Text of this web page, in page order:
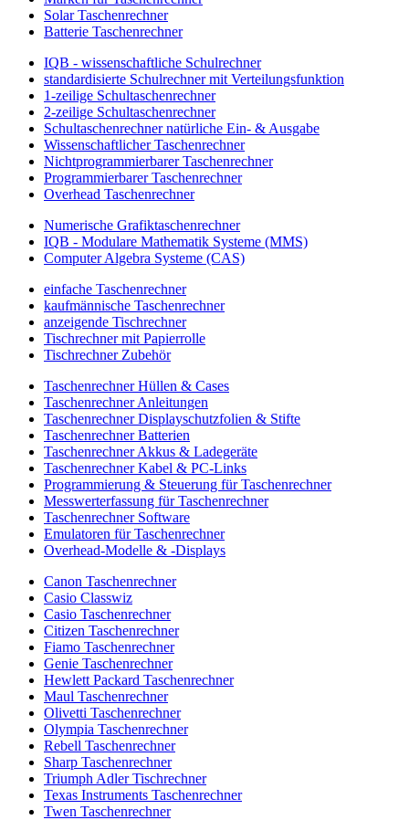
Solar Taschenrechner
Batterie Taschenrechner
IQB - wissenschaftliche Schulrechner
standardisierte Schulrechner mit Verteilungsfunktion
1-zeilige Schultaschenrechner
2-zeilige Schultaschenrechner
Schultaschenrechner natürliche Ein- & Ausgabe
Wissenschaftlicher Taschenrechner
Nichtprogrammierbarer Taschenrechner
Programmierbarer Taschenrechner
Overhead Taschenrechner
Numerische Grafiktaschenrechner
IQB - Modulare Mathematik Systeme (MMS)
Computer Algebra Systeme (CAS)
einfache Taschenrechner
kaufmännische Taschenrechner
anzeigende Tischrechner
Tischrechner mit Papierrolle
Tischrechner Zubehör
Taschenrechner Hüllen & Cases
Taschenrechner Anleitungen
Taschenrechner Displayschutzfolien & Stifte
Taschenrechner Batterien
Taschenrechner Akkus & Ladegeräte
Taschenrechner Kabel & PC-Links
Programmierung & Steuerung für Taschenrechner
Messwerterfassung für Taschenrechner
Taschenrechner Software
Emulatoren für Taschenrechner
Overhead-Modelle & -Displays
Canon Taschenrechner
Casio Classwiz
Casio Taschenrechner
Citizen Taschenrechner
Fiamo Taschenrechner
Genie Taschenrechner
Hewlett Packard Taschenrechner
Maul Taschenrechner
Olivetti Taschenrechner
Olympia Taschenrechner
Rebell Taschenrechner
Sharp Taschenrechner
Triumph Adler Tischrechner
Texas Instruments Taschenrechner
Twen Taschenrechner